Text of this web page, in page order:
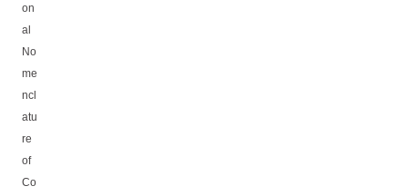
on
al
No
me
ncl
atu
re
of
Co